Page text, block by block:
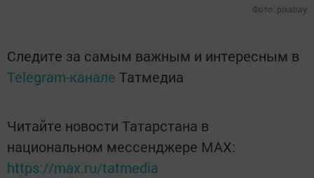
Фото: pixabay
Следите за самым важным и интересным в
Telegram-канале Татмедиа
Читайте новости Татарстана в
национальном мессенджере MАХ:
https://max.ru/tatmedia